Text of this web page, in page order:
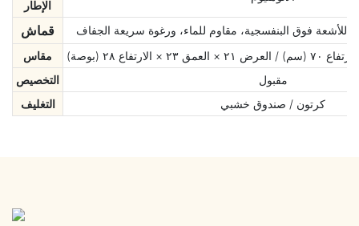
الإطار
قماش
للأشعة فوق البنفسجية، مقاوم للماء، ورغوة سريعة الجفاف
مقاس
التخصيص
مقبول
التغليف
كرتون / صندوق خشبي